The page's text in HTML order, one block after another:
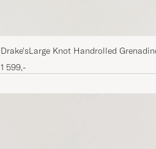
Drake'sLarge Knot Handrolled
TieNavy
1 599,-